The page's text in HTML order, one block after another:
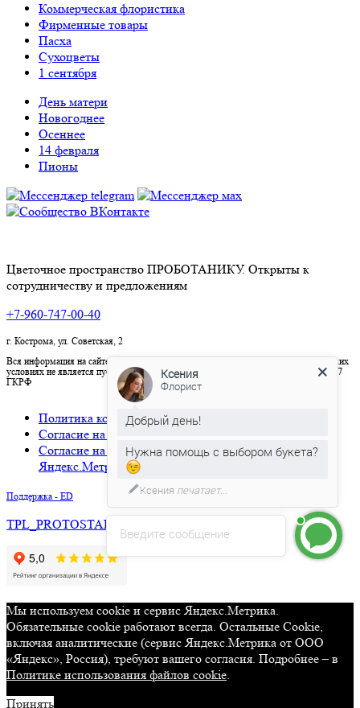
Коммерческая флористика
Фирменные товары
Пасха
Сухоцветы
1 сентября
День матери
Новогоднее
Осеннее
14 февраля
Пионы
Цветочное пространство ПРОБОТАНИКУ. Открыты к
сотрудничеству и предложениям
+7-960-747-00-40
г. Кострома, ул. Советская, 2
Вся информация на сайте носит исключительно справочный характер и ни при каких
условиях не является публичной офертой, определяемой положениями Статьи 437
ГКРФ
Политика конфиденциальности
Согласие на обработку персональных данных
Согласие на использование cookies и сервиса
Яндекс.Метрика
Поддержка - ED
TPL_PROTOSTAR_BACKTOTOP
Мы используем cookie и сервис Яндекс.Метрика.
Обязательные cookie работают всегда. Остальные Сookie,
включая аналитические (сервис Яндекс.Метрика от ООО
«Яндекс», Россия), требуют вашего согласия. Подробнее – в
Политике использования файлов cookie.
Принять
Введите сообщение
Ксения
Флорист
Добрый день!
Нужна помощь с выбором букета?
Ксения печатает...